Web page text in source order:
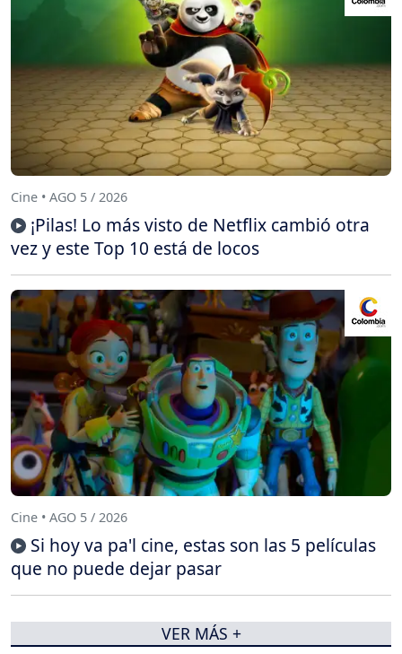
Cine • AGO 5 / 2026
¡Pilas! Lo más visto de Netflix cambió otra
vez y este Top 10 está de locos
Cine • AGO 5 / 2026
Si hoy va pa'l cine, estas son las 5 películas
que no puede dejar pasar
VER MÁS +